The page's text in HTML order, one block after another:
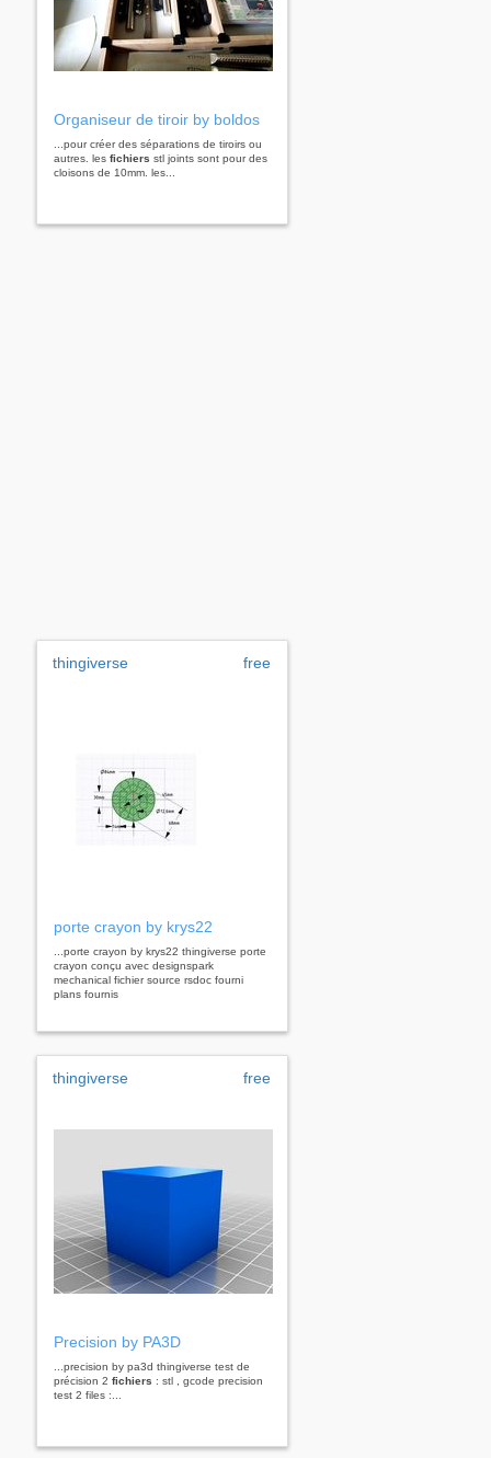
Organiseur de tiroir by boldos
...pour créer des séparations de tiroirs ou
autres. les fichiers stl joints sont pour des
cloisons de 10mm. les...
thingiverse free
porte crayon by krys22
...porte crayon by krys22 thingiverse porte
crayon conçu avec designspark
mechanical fichier source rsdoc fourni
plans fournis
thingiverse free
Precision by PA3D
...precision by pa3d thingiverse test de
précision 2 fichiers : stl , gcode precision
test 2 files :...